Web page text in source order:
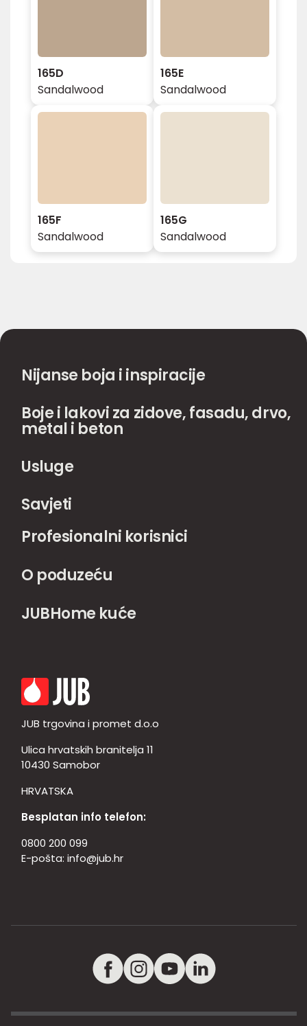
165D
Sandalwood
165E
Sandalwood
165F
Sandalwood
165G
Sandalwood
Nijanse boja i inspiracije
Boje i lakovi za zidove, fasadu, drvo,
metal i beton
Usluge
Savjeti
Profesionalni korisnici
O poduzeću
JUBHome kuće
JUB trgovina i promet d.o.o
Ulica hrvatskih branitelja 11
10430 Samobor
HRVATSKA
Besplatan info telefon:
0800 200 099
E-pošta: info@jub.hr